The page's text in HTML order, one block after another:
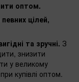
оптом.
цілей,
та зручні. З
знизити
у великому
купівлі оптом.